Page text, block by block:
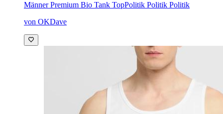
Männer Premium Bio Tank TopPolitik Politik Politik
von OKDave